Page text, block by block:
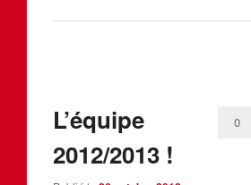
L’équipe
2012/2013 !
0